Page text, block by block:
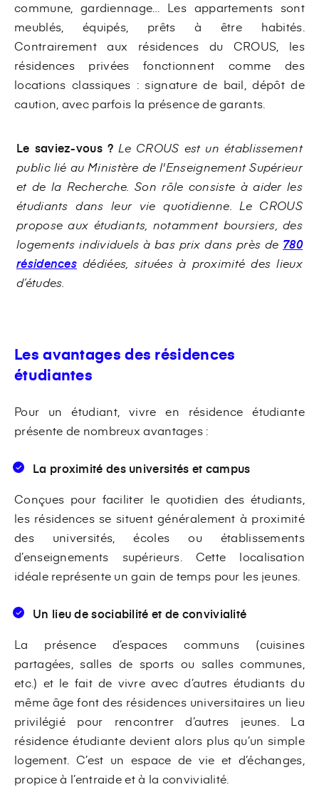
commune, gardiennage… Les appartements sont
meublés, équipés, prêts à être habités.
Contrairement aux résidences du CROUS, les
résidences privées fonctionnent comme des
locations classiques : signature de bail, dépôt de
caution, avec parfois la présence de garants.
Le saviez-vous ? Le CROUS est un établissement
public lié au Ministère de l'Enseignement Supérieur
et de la Recherche. Son rôle consiste à aider les
étudiants dans leur vie quotidienne. Le CROUS
propose aux étudiants, notamment boursiers, des
logements individuels à bas prix dans près de 780
résidences dédiées, situées à proximité des lieux
d’études.
Les avantages des résidences
étudiantes
Pour un étudiant, vivre en résidence étudiante
présente de nombreux avantages :
La proximité des universités et campus
Conçues pour faciliter le quotidien des étudiants,
les résidences se situent généralement à proximité
des universités, écoles ou établissements
d’enseignements supérieurs. Cette localisation
idéale représente un gain de temps pour les jeunes.
Un lieu de sociabilité et de convivialité
La présence d’espaces communs (cuisines
partagées, salles de sports ou salles communes,
etc.) et le fait de vivre avec d’autres étudiants du
même âge font des résidences universitaires un lieu
privilégié pour rencontrer d’autres jeunes. La
résidence étudiante devient alors plus qu’un simple
logement. C’est un espace de vie et d’échanges,
propice à l’entraide et à la convivialité.